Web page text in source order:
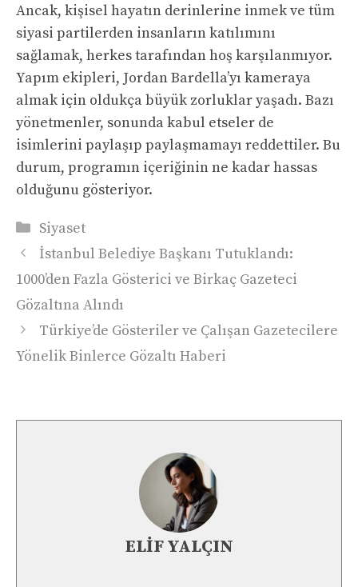
Ancak, kişisel hayatın derinlerine inmek ve tüm
siyasi partilerden insanların katılımını
sağlamak, herkes tarafından hoş karşılanmıyor.
Yapım ekipleri, Jordan Bardella’yı kameraya
almak için oldukça büyük zorluklar yaşadı. Bazı
yönetmenler, sonunda kabul etseler de
isimlerini paylaşıp paylaşmamayı reddettiler. Bu
durum, programın içeriğinin ne kadar hassas
olduğunu gösteriyor.
Kategoriler
Siyaset
İstanbul Belediye Başkanı Tutuklandı:
1000’den Fazla Gösterici ve Birkaç Gazeteci
Gözaltına Alındı
Türkiye’de Gösteriler ve Çalışan Gazetecilere
Yönelik Binlerce Gözaltı Haberi
ELIF YALÇIN